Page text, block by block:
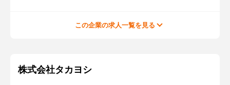
この企業の求人一覧を見る
株式会社タカヨシ